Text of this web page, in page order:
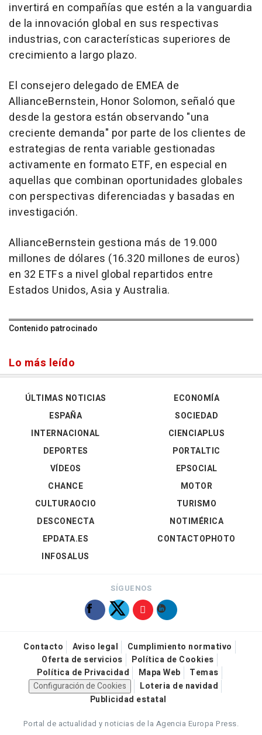
invertirá en compañías que estén a la vanguardia
de la innovación global en sus respectivas
industrias, con características superiores de
crecimiento a largo plazo.
El consejero delegado de EMEA de
AllianceBernstein, Honor Solomon, señaló que
desde la gestora están observando "una
creciente demanda" por parte de los clientes de
estrategias de renta variable gestionadas
activamente en formato ETF, en especial en
aquellas que combinan oportunidades globales
con perspectivas diferenciadas y basadas en
investigación.
AllianceBernstein gestiona más de 19.000
millones de dólares (16.320 millones de euros)
en 32 ETFs a nivel global repartidos entre
Estados Unidos, Asia y Australia.
Contenido patrocinado
Lo más leído
ÚLTIMAS NOTICIAS
ESPAÑA
INTERNACIONAL
DEPORTES
VÍDEOS
ECONOMÍA
SOCIEDAD
CIENCIAPLUS
PORTALTIC
EPSOCIAL
CHANCE
CULTURAOCIO
DESCONECTA
EPDATA.ES
INFOSALUS
MOTOR
TURISMO
NOTIMÉRICA
CONTACTOPHOTO
SÍGUENOS
Contacto Aviso legal
Cumplimiento normativo
Oferta de servicios
Política de Cookies
Política de Privacidad
Mapa Web
Temas
Configuración de Cookies
Loteria de navidad
Publicidad estatal
Portal de actualidad y noticias de la Agencia Europa Press.